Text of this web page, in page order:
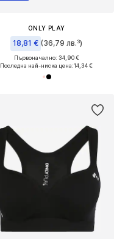
ONLY PLAY
18,81 € (36,79 лв.³)
Първоначално: 34,90 €
Последна най-ниска цена:14,34 €